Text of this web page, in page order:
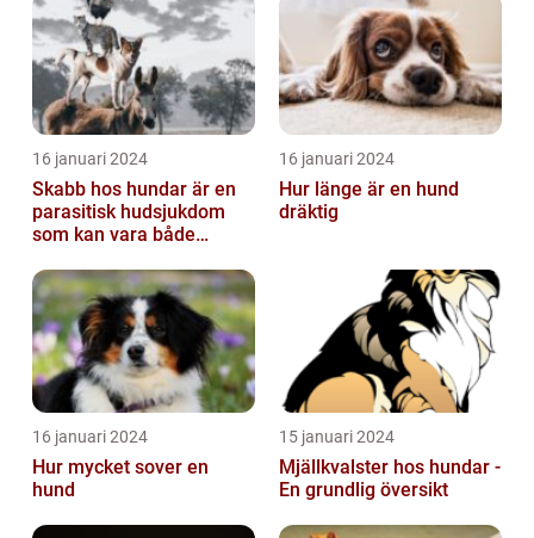
16 januari 2024
Skabb hos hundar är en
parasitisk hudsjukdom
som kan vara både
för våra fy...
16 januari 2024
Hur länge är en hund
dräktig
16 januari 2024
Hur mycket sover en
hund
15 januari 2024
Mjällkvalster hos hundar -
En grundlig översikt